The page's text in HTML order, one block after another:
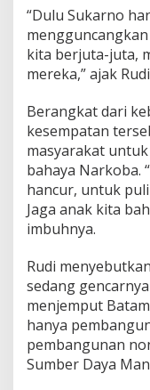
“Dulu Sukarno
kita berjuta-juta,
mereka,” ajak
Berangkat dari
kesempatan
masyarakat
bahaya Narkoba.
hancur, untuk
Jaga anak kita
imbuhnya.
Rudi
sedang
menjemput
hanya
pembangunan
Sumber Daya